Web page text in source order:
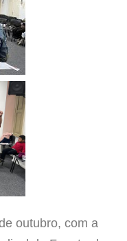
outubro, com a